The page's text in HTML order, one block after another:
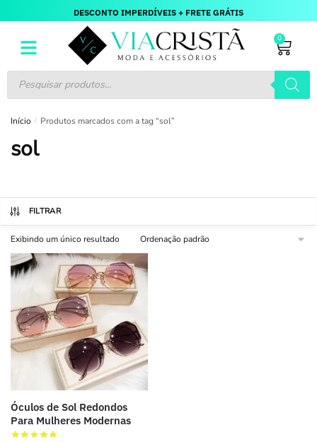
DESCONTO IMPERDÍVEIS + FRETE GRÁTIS
0
Início / Produtos marcados com a tag “sol”
sol
FILTRAR
Exibindo um único resultado
Óculos de Sol Redondos
Para Mulheres Modernas